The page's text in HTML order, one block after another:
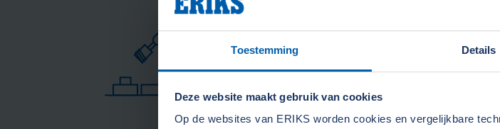
Toestemming Details
Deze website maakt gebruik van cookies
Op de websites van ERIKS worden cookies en vergelijkbare